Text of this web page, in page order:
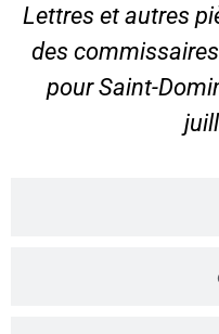
Lettres et autres
des
pour Saint-